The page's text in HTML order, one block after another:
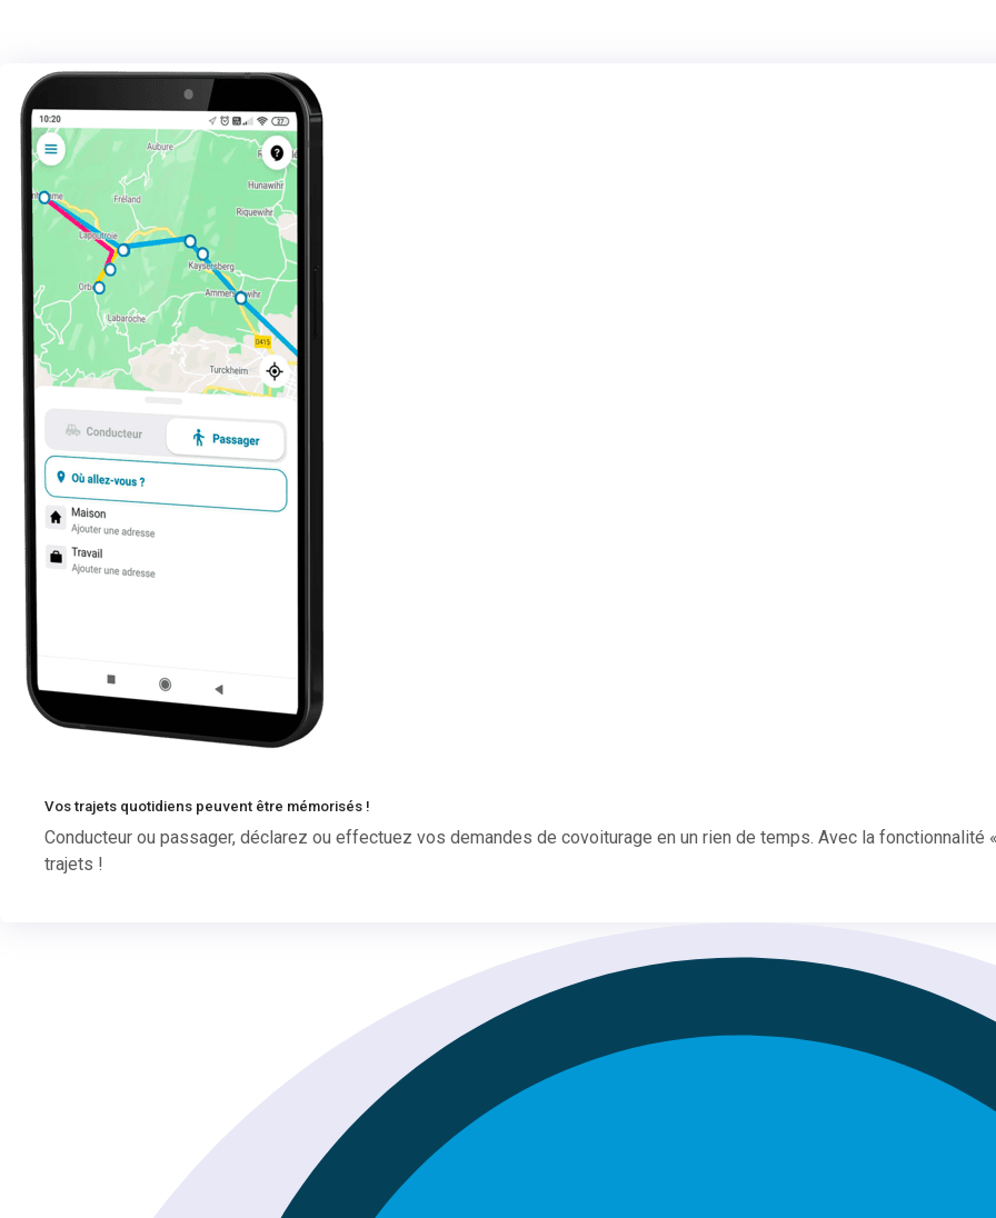
Vos trajets quotidiens peuvent être mémorisés !
Conducteur ou passager, déclarez ou effectuez vos demandes de covoiturage en un rien de temps. Avec la fonctionnalité
trajets !